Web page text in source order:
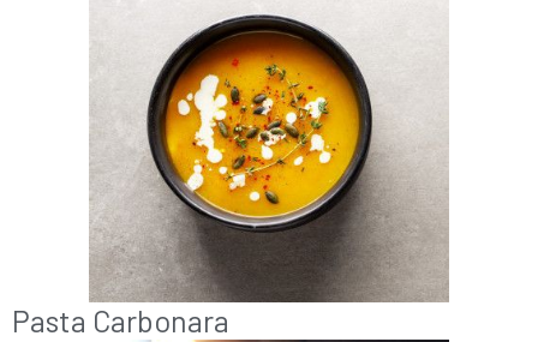
Pasta Carbonara